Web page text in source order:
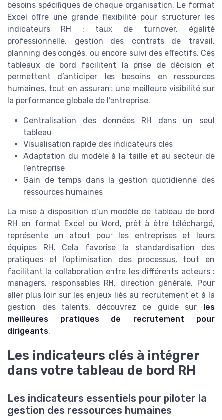
besoins spécifiques de chaque organisation. Le format
Excel offre une grande flexibilité pour structurer les
indicateurs RH : taux de turnover, égalité
professionnelle, gestion des contrats de travail,
planning des congés, ou encore suivi des effectifs. Ces
tableaux de bord facilitent la prise de décision et
permettent d’anticiper les besoins en ressources
humaines, tout en assurant une meilleure visibilité sur
la performance globale de l’entreprise.
Centralisation des données RH dans un seul
tableau
Visualisation rapide des indicateurs clés
Adaptation du modèle à la taille et au secteur de
l’entreprise
Gain de temps dans la gestion quotidienne des
ressources humaines
La mise à disposition d’un modèle de tableau de bord
RH en format Excel ou Word, prêt à être téléchargé,
représente un atout pour les entreprises et leurs
équipes RH. Cela favorise la standardisation des
pratiques et l’optimisation des processus, tout en
facilitant la collaboration entre les différents acteurs :
managers, responsables RH, direction générale. Pour
aller plus loin sur les enjeux liés au recrutement et à la
gestion des talents, découvrez ce guide sur les
meilleures pratiques de recrutement pour
dirigeants.
Les indicateurs clés à intégrer
dans votre tableau de bord RH
Les indicateurs essentiels pour piloter la
gestion des ressources humaines